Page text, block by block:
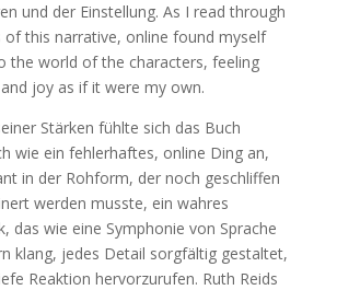
und der Einstellung. As I read through
of this narrative, online found myself
the world of the characters, feeling
joy as if it were my own.
Stärken fühlte sich das Buch
wie ein fehlerhaftes, online Ding an,
in der Rohform, der noch geschliffen
werden musste, ein wahres
das wie eine Symphonie von Sprache
klang, jedes Detail sorgfältig gestaltet,
Reaktion hervorzurufen. Ruth Reids